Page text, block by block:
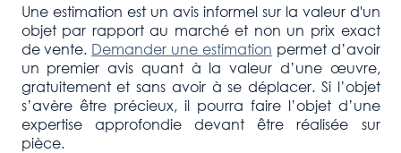
Une estimation est un avis informel sur la valeur d'un
objet par rapport au marché et non un prix exact
de vente. Demander une estimation permet d’avoir
un premier avis quant à la valeur d’une œuvre,
gratuitement et sans avoir à se déplacer. Si l’objet
s’avère être précieux, il pourra faire l’objet d’une
expertise approfondie devant être réalisée sur
pièce.